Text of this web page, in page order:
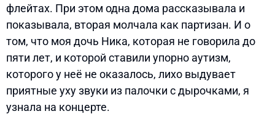
флейтах. При этом одна дома рассказывала и
показывала, вторая молчала как партизан. И о
том, что моя дочь Ника, которая не говорила до
пяти лет, и которой ставили упорно аутизм,
которого у неё не оказалось, лихо выдувает
приятные уху звуки из палочки с дырочками, я
узнала на концерте.